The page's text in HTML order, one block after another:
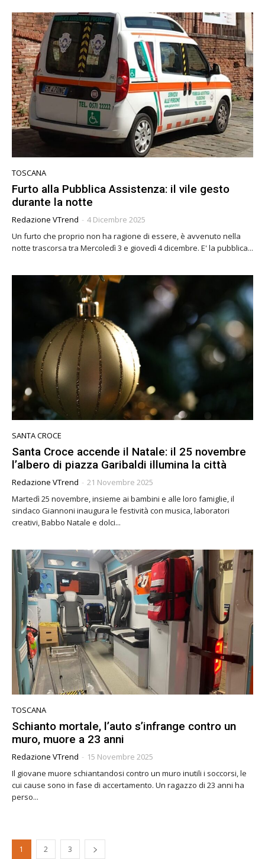
TOSCANA
Furto alla Pubblica Assistenza: il vile gesto
durante la notte
Redazione VTrend - 4 Dicembre 2025
Un furto che proprio non ha ragione di essere, è avvenuto nella
notte trascorsa tra Mercoledì 3 e giovedì 4 dicembre. E' la pubblica...
SANTA CROCE
Santa Croce accende il Natale: il 25 novembre
l’albero di piazza Garibaldi illumina la città
Redazione VTrend - 21 Novembre 2025
Martedì 25 novembre, insieme ai bambini e alle loro famiglie, il
sindaco Giannoni inaugura le festività con musica, laboratori
creativi, Babbo Natale e dolci...
TOSCANA
Schianto mortale, l’auto s’infrange contro un
muro, muore a 23 anni
Redazione VTrend - 15 Novembre 2025
Il giovane muore schiantandosi contro un muro inutili i soccorsi, le
cui cause sono in fase di accertamento. Un ragazzo di 23 anni ha
perso...
1 2 3